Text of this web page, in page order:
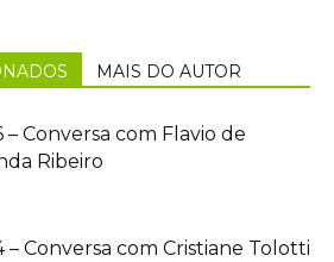
MAIS DO AUTOR
– Conversa com Flavio de
Ribeiro
– Conversa com Cristiane Tolotti